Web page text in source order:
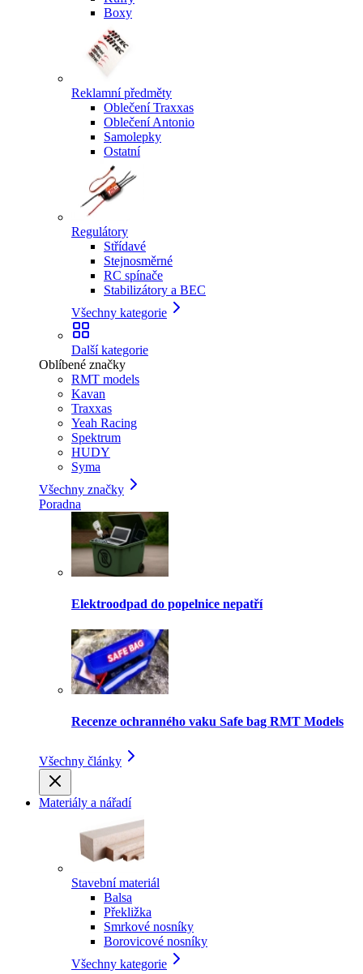
Boxy
Reklamní předměty
Oblečení Traxxas
Oblečení Antonio
Samolepky
Ostatní
Regulátory
Střídavé
Stejnosměrné
RC spínače
Stabilizátory a BEC
Všechny kategorie
Další kategorie
Oblíbené značky
RMT models
Kavan
Traxxas
Yeah Racing
Spektrum
HUDY
Syma
Všechny značky
Poradna
Elektroodpad do popelnice nepatří
Recenze ochranného vaku Safe bag RMT Models
Všechny články
Materiály a nářadí
Stavební materiál
Balsa
Překližka
Smrkové nosníky
Borovicové nosníky
Všechny kategorie